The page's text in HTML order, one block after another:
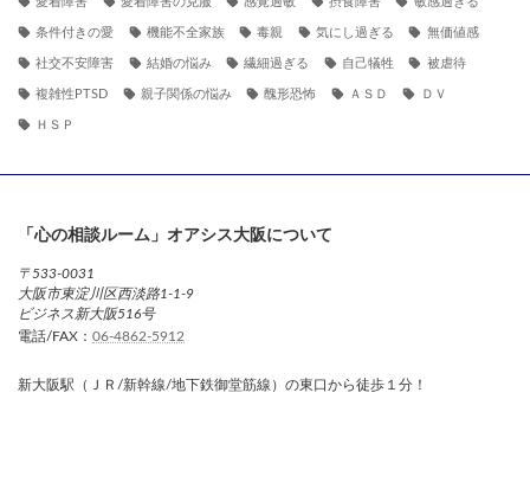
愛着障害 愛着障害の克服 感覚過敏 摂食障害 敏感過ぎる
条件付きの愛 機能不全家族 毒親 気にし過ぎる 無価値感
社交不安障害 結婚の悩み 繊細過ぎる 自己犠牲 被虐待
複雑性PTSD 親子関係の悩み 醜形恐怖 ＡＳＤ ＤＶ
ＨＳＰ
「心の相談ルーム」オアシス大阪について
〒533-0031
大阪市東淀川区西淡路1-1-9
ビジネス新大阪516号
電話/FAX： 06-4862-5912
新大阪駅（ＪＲ/新幹線/地下鉄御堂筋線）の東口から徒歩１分！